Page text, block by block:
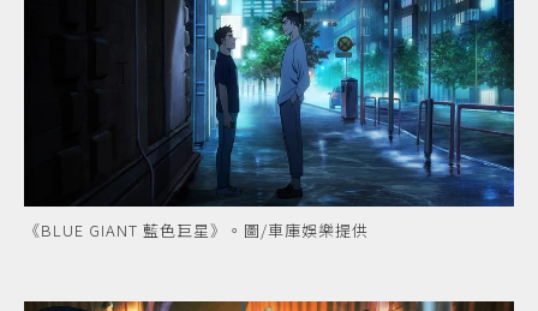
《BLUE GIANT 藍色巨星》。圖/車庫娛樂提供